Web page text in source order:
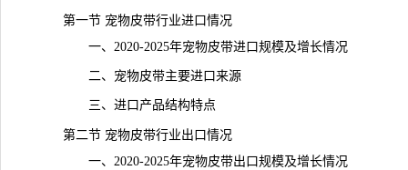
第一节 宠物皮带行业进口情况
一、2020-2025年宠物皮带进口规模及增长情况
二、宠物皮带主要进口来源
三、进口产品结构特点
第二节 宠物皮带行业出口情况
一、2020-2025年宠物皮带出口规模及增长情况